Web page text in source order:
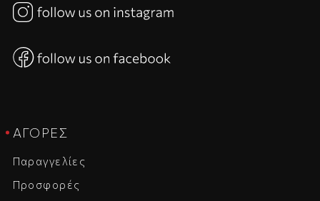
ΑΓΟΡΈΣ
Παραγγελίες
Προσφορές